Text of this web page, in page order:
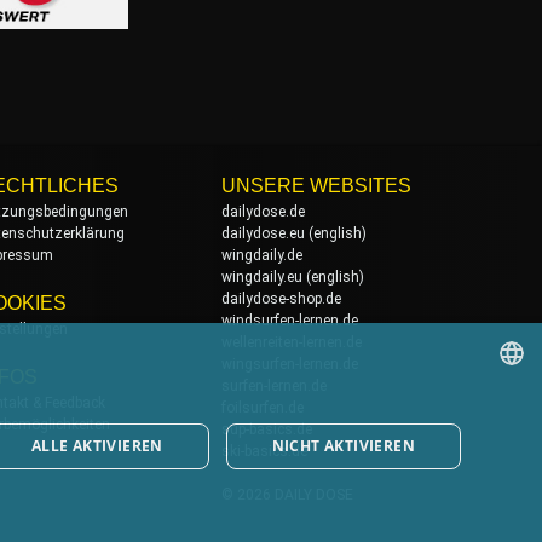
UNSERE WEBSITES
dailydose.de
dailydose.eu (english)
wingdaily.de
wingdaily.eu (english)
dailydose-shop.de
windsurfen-lernen.de
sup-basics.de
ski-basics.de
ENGLISH
ALLE AKTIVIEREN NICHT AKTIVIEREN